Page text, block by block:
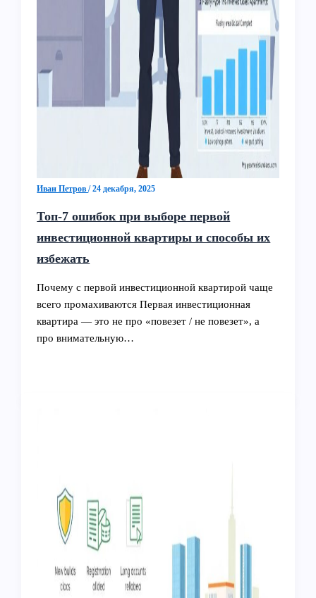
Иван Петров/24 декабря, 2025
Топ-7 ошибок при выборе первой
инвестиционной квартиры и способы их
избежать
Почему с первой инвестиционной квартирой чаще
всего промахиваются Первая инвестиционная
квартира — это не про «повезет / не повезет», а
про внимательную…